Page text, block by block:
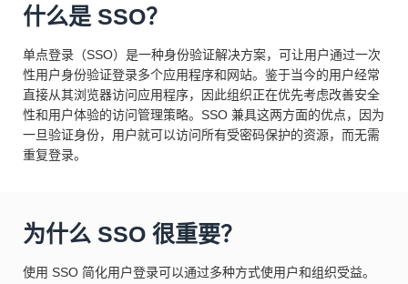
什么是 SSO？
单点登录（SSO）是一种身份验证解决方案，可让用户通过一次
性用户身份验证登录多个应用程序和网站。鉴于当今的用户经常
直接从其浏览器访问应用程序，因此组织正在优先考虑改善安全
性和用户体验的访问管理策略。SSO 兼具这两方面的优点，因为
一旦验证身份，用户就可以访问所有受密码保护的资源，而无需
重复登录。
为什么 SSO 很重要？
使用 SSO 简化用户登录可以通过多种方式使用户和组织受益。